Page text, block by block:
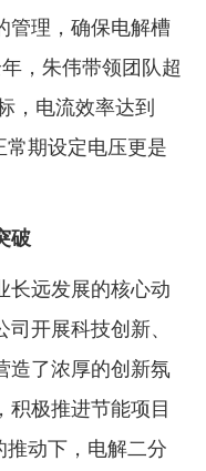
管理，确保电解槽
，朱伟带领团队超
，电流效率达到
期设定电压更是
破
长远发展的核心动
开展科技创新、
造了浓厚的创新氛
积极推进节能项目
动下，电解二分